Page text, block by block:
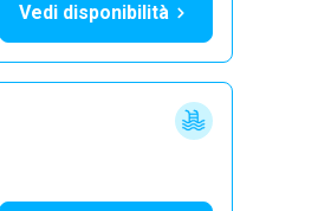
Vedi disponibilità